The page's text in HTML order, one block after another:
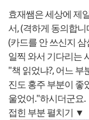
효재쌤은 세상에 제
서, (격하게 동의합니
(카드를 안 쓰신지
일찍 와서 기다리는
"책 읽었냐?, 어느
진도 홍주 부분이 좋
울었어."하시더군요.
접힌 부분 펼치기 ▼